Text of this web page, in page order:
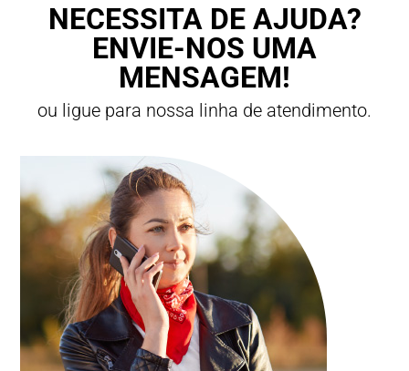
NECESSITA DE AJUDA?
ENVIE-NOS UMA
MENSAGEM!
ou ligue para nossa linha de atendimento.